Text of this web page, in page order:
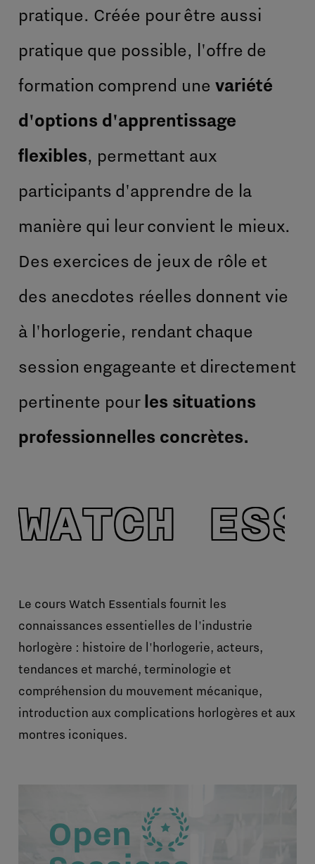
pratique. Créée pour être aussi
pratique que possible, l'offre de
formation comprend une variété
d'options d'apprentissage
flexibles, permettant aux
participants d'apprendre de la
manière qui leur convient le mieux.
Des exercices de jeux de rôle et
des anecdotes réelles donnent vie
à l'horlogerie, rendant chaque
session engageante et directement
pertinente pourles situations
professionnelles concrètes.
WATCH
Le cours Watch Essentials fournit les
connaissances essentielles de l'industrie
horlogère : histoire de l'horlogerie, acteurs,
tendances et marché, terminologie et
compréhension du mouvement mécanique,
introduction aux complications horlogères et aux
montres iconiques.